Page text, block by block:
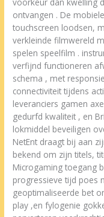
ontvangen . De
touchscreen loodsen,
verkleinde filmwereld
spelen speelfilm .
verfijnd functioneren
schema , met
connectiviteit tijdens
leveranciers gamen
gedurfd kwaliteit , en
lokmiddel beveiligen
NetEnt draagt ​​bij aan
bekend om zijn titels,
Microgaming toegang
progressieve tijd poes
geoptimaliseerde bet
play ,en fylogenie